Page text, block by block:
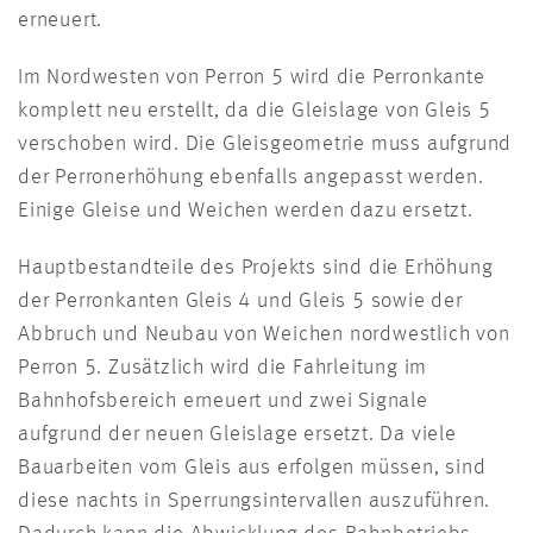
erneuert.
Im Nordwesten von Perron 5 wird die Perronkante
komplett neu erstellt, da die Gleislage von Gleis 5
verschoben wird. Die Gleisgeometrie muss aufgrund
der Perronerhöhung ebenfalls angepasst werden.
Einige Gleise und Weichen werden dazu ersetzt.
Hauptbestandteile des Projekts sind die Erhöhung
der Perronkanten Gleis 4 und Gleis 5 sowie der
Abbruch und Neubau von Weichen nordwestlich von
Perron 5. Zusätzlich wird die Fahrleitung im
Bahnhofsbereich erneuert und zwei Signale
aufgrund der neuen Gleislage ersetzt. Da viele
Bauarbeiten vom Gleis aus erfolgen müssen, sind
diese nachts in Sperrungsintervallen auszuführen.